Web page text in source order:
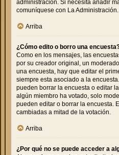
administración. Si necesita añadir
comuníquese con La Administración.
Arriba
¿Cómo edito o borro una
Como en los mensajes, las
por su creador original, un
una encuesta, hay que editar el
siempre esta asociado a la
pueden borrar la encuesta o editar
algún miembro ha votado, solo
pueden editar o borrar la encuesta.
cambiadas a mitad de la votación.
Arriba
¿Por qué no se puede acceder a